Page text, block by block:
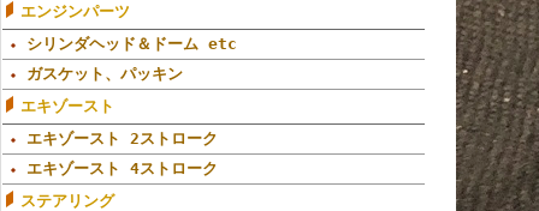
エンジンパーツ
シリンダヘッド＆ドーム etc
ガスケット、パッキン
エキゾースト
エキゾースト 2ストローク
エキゾースト 4ストローク
ステアリング